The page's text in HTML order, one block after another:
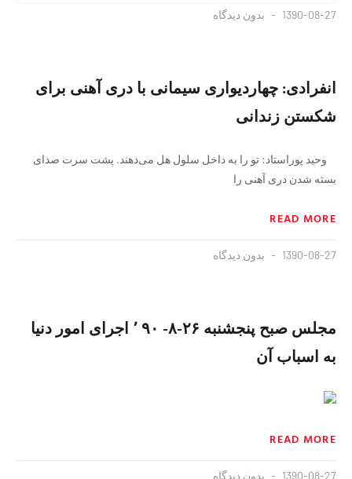
1390-08-27 بدون دیدگاه
انفرادی: چهاردیواری سیمانی با دری آهنی برای
شکستن زندانی
وحید پوراستاد: تو را به داخل سلول هل می‌دهند. پشت سرت صدای
بسته شدن دری آهنی را
READ MORE
1390-08-27 بدون دیدگاه
مجلس صبح پنجشنبه ۲۶-۸- ۹۰ ٬ اجرای امور دنیا
به اسباب آن
READ MORE
1390-08-27 بدون دیدگاه